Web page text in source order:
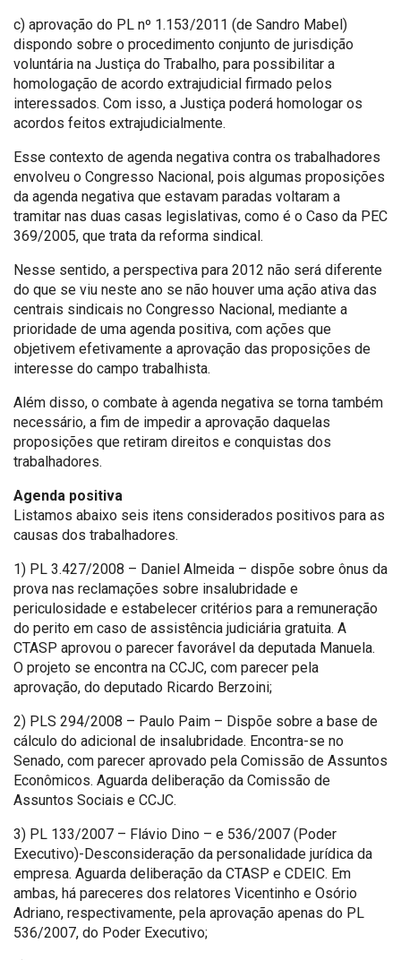
c) aprovação do PL nº 1.153/2011 (de Sandro Mabel)
dispondo sobre o procedimento conjunto de jurisdição
voluntária na Justiça do Trabalho, para possibilitar a
homologação de acordo extrajudicial firmado pelos
interessados. Com isso, a Justiça poderá homologar os
acordos feitos extrajudicialmente.
Esse contexto de agenda negativa contra os trabalhadores
envolveu o Congresso Nacional, pois algumas proposições
da agenda negativa que estavam paradas voltaram a
tramitar nas duas casas legislativas, como é o Caso da PEC
369/2005, que trata da reforma sindical.
Nesse sentido, a perspectiva para 2012 não será diferente
do que se viu neste ano se não houver uma ação ativa das
centrais sindicais no Congresso Nacional, mediante a
prioridade de uma agenda positiva, com ações que
objetivem efetivamente a aprovação das proposições de
interesse do campo trabalhista.
Além disso, o combate à agenda negativa se torna também
necessário, a fim de impedir a aprovação daquelas
proposições que retiram direitos e conquistas dos
trabalhadores.
Agenda positiva
Listamos abaixo seis itens considerados positivos para as
causas dos trabalhadores.
1) PL 3.427/2008 – Daniel Almeida – dispõe sobre ônus da
prova nas reclamações sobre insalubridade e
periculosidade e estabelecer critérios para a remuneração
do perito em caso de assistência judiciária gratuita. A
CTASP aprovou o parecer favorável da deputada Manuela.
O projeto se encontra na CCJC, com parecer pela
aprovação, do deputado Ricardo Berzoini;
2) PLS 294/2008 – Paulo Paim – Dispõe sobre a base de
cálculo do adicional de insalubridade. Encontra-se no
Senado, com parecer aprovado pela Comissão de Assuntos
Econômicos. Aguarda deliberação da Comissão de
Assuntos Sociais e CCJC.
3) PL 133/2007 – Flávio Dino – e 536/2007 (Poder
Executivo)-Desconsideração da personalidade jurídica da
empresa. Aguarda deliberação da CTASP e CDEIC. Em
ambas, há pareceres dos relatores Vicentinho e Osório
Adriano, respectivamente, pela aprovação apenas do PL
536/2007, do Poder Executivo;